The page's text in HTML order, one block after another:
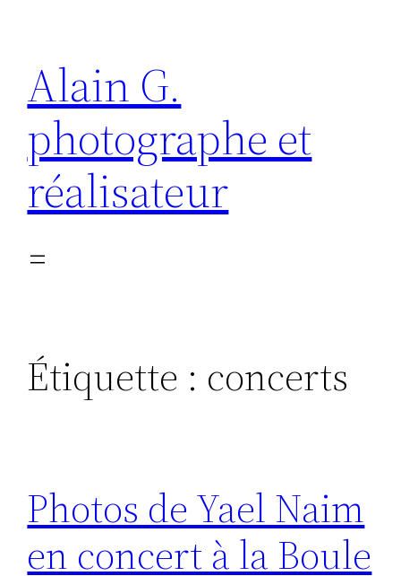
contenu
Alain G.
photographe et
réalisateur
Étiquette : concerts
Photos de Yael Naim
en concert à la Boule